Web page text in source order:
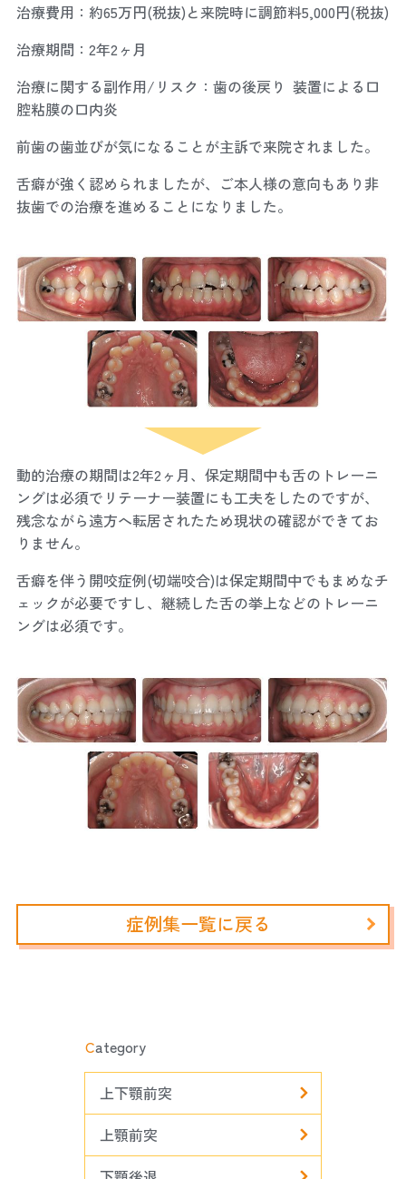
治療費用：約65万円(税抜)と来院時に調節料5,000円(税抜)
治療期間：2年2ヶ月
治療に関する副作用/リスク：歯の後戻り 装置による口
腔粘膜の口内炎
前歯の歯並びが気になることが主訴で来院されました。
舌癖が強く認められましたが、ご本人様の意向もあり非
抜歯での治療を進めることになりました。
動的治療の期間は2年2ヶ月、保定期間中も舌のトレーニ
ングは必須でリテーナー装置にも工夫をしたのですが、
残念ながら遠方へ転居されたため現状の確認ができてお
りません。
舌癖を伴う開咬症例(切端咬合)は保定期間中でもまめなチ
ェックが必要ですし、継続した舌の挙上などのトレーニ
ングは必須です。
症例集一覧に戻る
Category
上下顎前突
上顎前突